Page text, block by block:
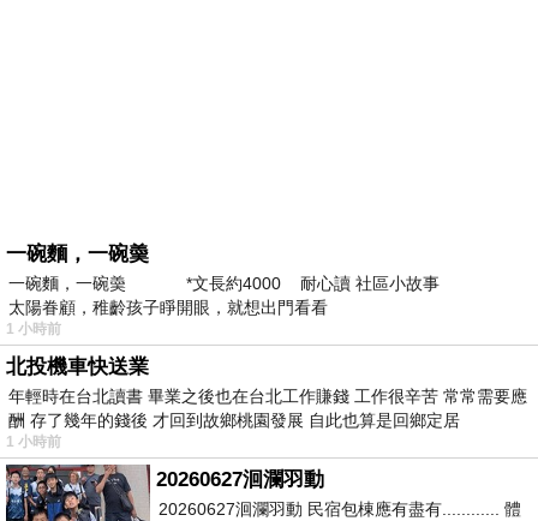
一碗麵，一碗羮
一碗麵，一碗羮 *文長約4000 耐心讀 社區小故事
太陽眷顧，稚齡孩子睜開眼，就想出門看看
1 小時前
北投機車快送業
年輕時在台北讀書 畢業之後也在台北工作賺錢 工作很辛苦 常常需要應
酬 存了幾年的錢後 才回到故鄉桃園發展 自此也算是回鄉定居
1 小時前
20260627洄瀾羽動
20260627洄瀾羽動 民宿包棟應有盡有............ 體